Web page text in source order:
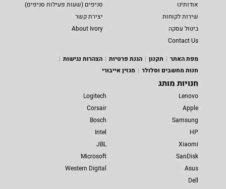
אודותינו
סניפים (שעות פעילות סניפים)
שירות לקוחות
יצירת קשר
ביטול עסקה
About Ivory
Contact Us
מפת האתר
תקנון הגנת פרטיות
הצהרות נגישות
חנות מחשבים וסלולר
מגזין אייבורי
חנויות מותג
Lenovo
Apple
Samsung
HP
Xiaomi
SanDisk
Asus
Dell
Logitech
Corsair
Bosch
Intel
JBL
Microsoft
Western Digital